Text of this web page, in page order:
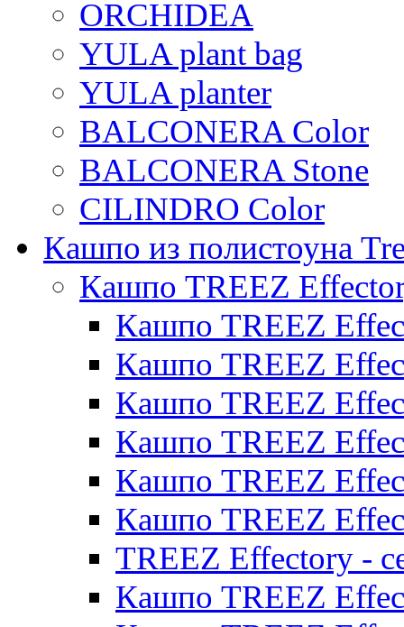
ORCHIDEA
YULA plant bag
YULA planter
BALCONERA Color
BALCONERA Stone
CILINDRO Color
Кашпо из полистоуна
Кашпо TREEZ
Кашпо TREEZ
Кашпо TREEZ
Кашпо TREEZ
Кашпо TREEZ
Кашпо TREEZ
Кашпо TREEZ
TREEZ Effectory -
Кашпо TREEZ